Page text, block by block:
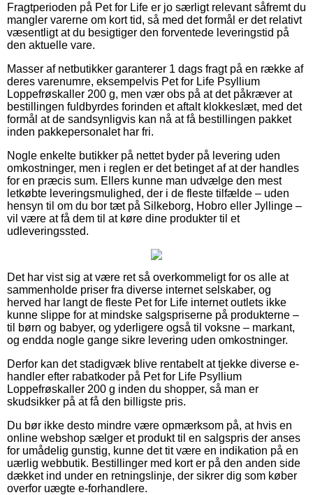
Fragtperioden på Pet for Life er jo særligt relevant såfremt du
mangler varerne om kort tid, så med det formål er det relativt
væsentligt at du besigtiger den forventede leveringstid på
den aktuelle vare.
Masser af netbutikker garanterer 1 dags fragt på en række af
deres varenumre, eksempelvis Pet for Life Psyllium
Loppefrøskaller 200 g, men vær obs på at det påkræver at
bestillingen fuldbyrdes forinden et aftalt klokkeslæt, med det
formål at de sandsynligvis kan nå at få bestillingen pakket
inden pakkepersonalet har fri.
Nogle enkelte butikker på nettet byder på levering uden
omkostninger, men i reglen er det betinget af at der handles
for en præcis sum. Ellers kunne man udvælge den mest
letkøbte leveringsmulighed, der i de fleste tilfælde – uden
hensyn til om du bor tæt på Silkeborg, Hobro eller Jyllinge –
vil være at få dem til at køre dine produkter til et
udleveringssted.
Det har vist sig at være ret så overkommeligt for os alle at
sammenholde priser fra diverse internet selskaber, og
herved har langt de fleste Pet for Life internet outlets ikke
kunne slippe for at mindske salgspriserne på produkterne –
til børn og babyer, og yderligere også til voksne – markant,
og endda nogle gange sikre levering uden omkostninger.
Derfor kan det stadigvæk blive rentabelt at tjekke diverse e-
handler efter rabatkoder på Pet for Life Psyllium
Loppefrøskaller 200 g inden du shopper, så man er
skudsikker på at få den billigste pris.
Du bør ikke desto mindre være opmærksom på, at hvis en
online webshop sælger et produkt til en salgspris der anses
for umådelig gunstig, kunne det tit være en indikation på en
uærlig webbutik. Bestillinger med kort er på den anden side
dækket ind under en retningslinje, der sikrer dig som køber
overfor uægte e-forhandlere.